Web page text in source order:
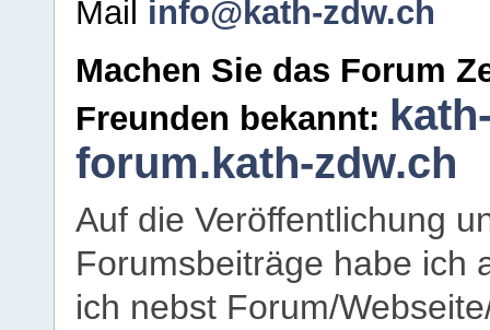
Mail info@kath-zdw.ch
Machen Sie das Forum
Freunden bekannt:
forum.kath-zdw.ch
Auf die Veröffentlichung
Forumsbeiträge habe ich
ich nebst Forum/